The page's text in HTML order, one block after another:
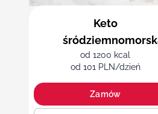
Keto
od 1200 kcal
od 101 PLN/dzień
Zamów